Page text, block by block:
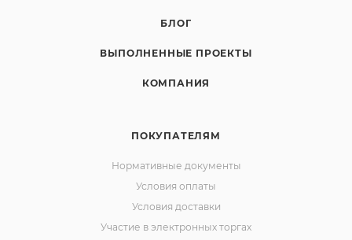
БЛОГ
ВЫПОЛНЕННЫЕ ПРОЕКТЫ
КОМПАНИЯ
ПОКУПАТЕЛЯМ
Нормативные документы
Условия оплаты
Условия доставки
Участие в электронных торгах